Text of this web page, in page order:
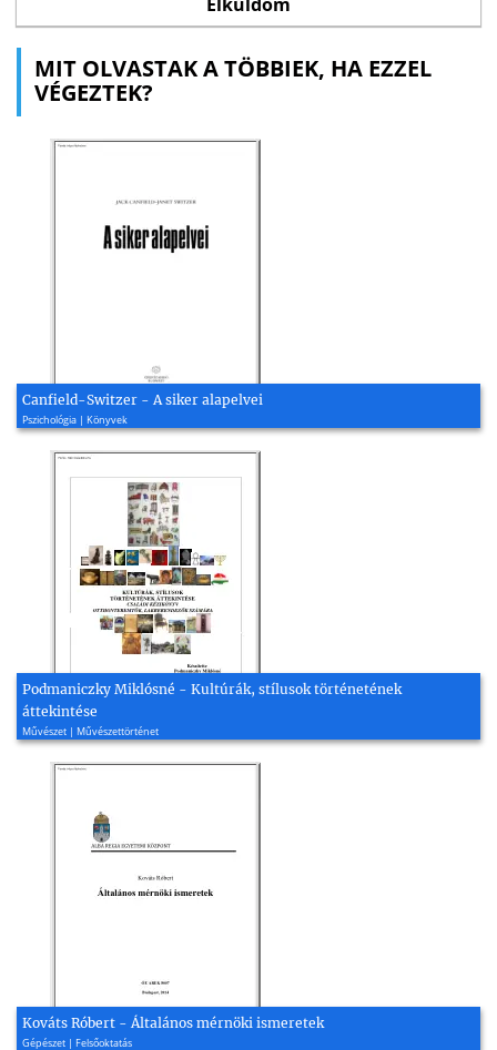
MIT OLVASTAK A TÖBBIEK, HA EZZEL
VÉGEZTEK?
Canfield-Switzer - A siker alapelvei
Pszichológia | Könyvek
Podmaniczky Miklósné - Kultúrák, stílusok történetének
áttekintése
Művészet | Művészettörténet
Kováts Róbert - Általános mérnöki ismeretek
Gépészet | Felsőoktatás